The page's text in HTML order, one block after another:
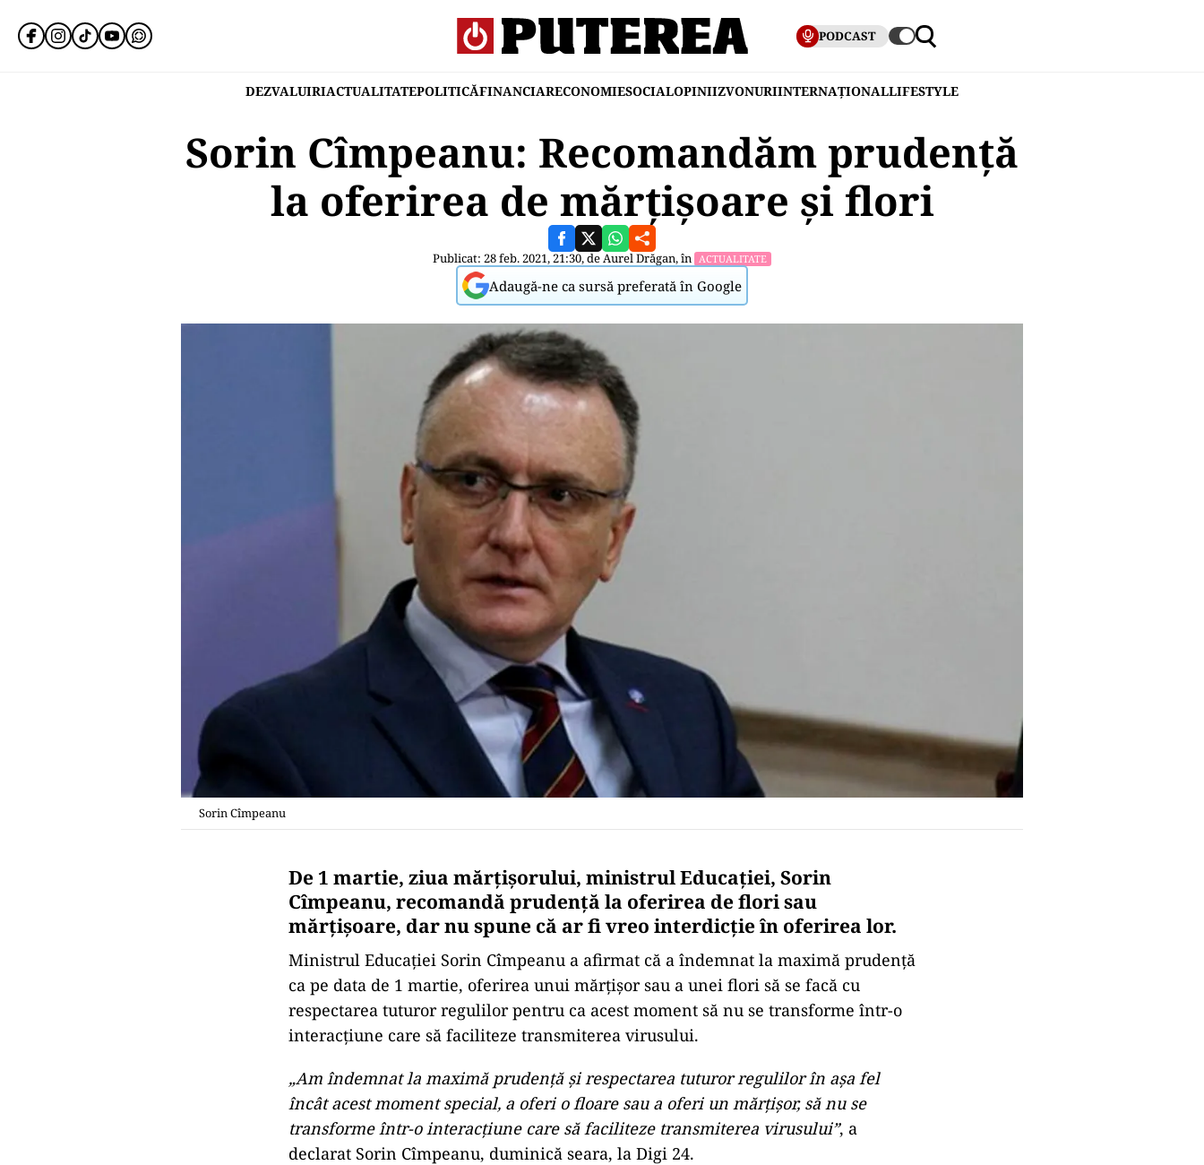
PODCAST
DEZVALUIRIACTUALITATEPOLITICĂFINANCIARECONOMIESOCIALOPINIIZVONURIINTERNAȚIONALLIFESTYLE
Sorin Cîmpeanu: Recomandăm prudență
la oferirea de mărțișoare și flori
Publicat: 28 feb. 2021, 21:30, deAurel Drăgan, în ACTUALITATE
Adaugă-ne ca sursă preferată în Google
Sorin Cîmpeanu
De 1 martie, ziua mărțișorului, ministrul Educației, Sorin
Cîmpeanu, recomandă prudență la oferirea de flori sau
mărțișoare, dar nu spune că ar fi vreo interdicție în oferirea lor.
Ministrul Educaţiei Sorin Cîmpeanu a afirmat că a îndemnat la maximă prudenţă
ca pe data de 1 martie, oferirea unui mărţişor sau a unei flori să se facă cu
respectarea tuturor regulilor pentru ca acest moment să nu se transforme într-o
interacţiune care să faciliteze transmiterea virusului.
„Am îndemnat la maximă prudenţă şi respectarea tuturor regulilor în aşa fel
încât acest moment special, a oferi o floare sau a oferi un mărţişor, să nu se
transforme într-o interacţiune care să faciliteze transmiterea virusului”, a
declarat Sorin Cîmpeanu, duminică seara, la Digi 24.